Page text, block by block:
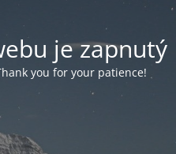
je zapnutý
you for your patience!